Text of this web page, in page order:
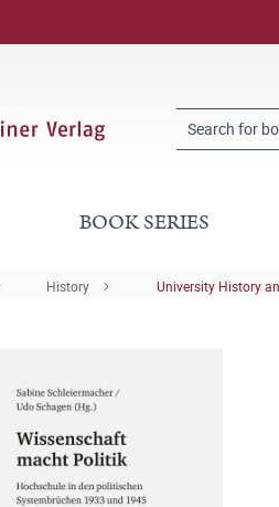
BOOK SERIES
History University History